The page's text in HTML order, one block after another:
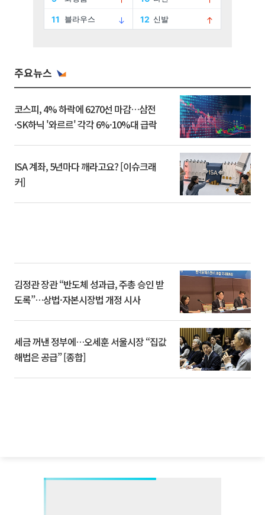
주요뉴스
코스피, 4% 하락에 6270선 마감…삼전
·SK하닉 '와르르' 각각 6%·10%대 급락
ISA 계좌, 5년마다 깨라고요? [이슈크래
커]
김정관 장관 “반도체 성과급, 주총 승인 받
도록”…상법·자본시장법 개정 시사
세금 꺼낸 정부에…오세훈 서울시장 “집값
해법은 공급” [종합]